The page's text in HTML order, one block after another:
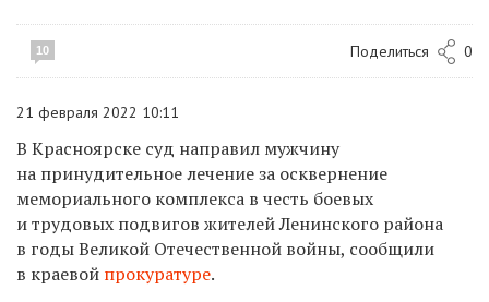
10 Поделиться 0
21 февраля 2022 10:11
В Красноярске суд направил мужчину
на принудительное лечение за осквернение
мемориального комплекса в честь боевых
и трудовых подвигов жителей Ленинского района
в годы Великой Отечественной войны, сообщили
в краевой прокуратуре.